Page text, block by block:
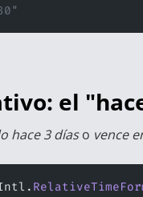
el
hace 3 díaso vence